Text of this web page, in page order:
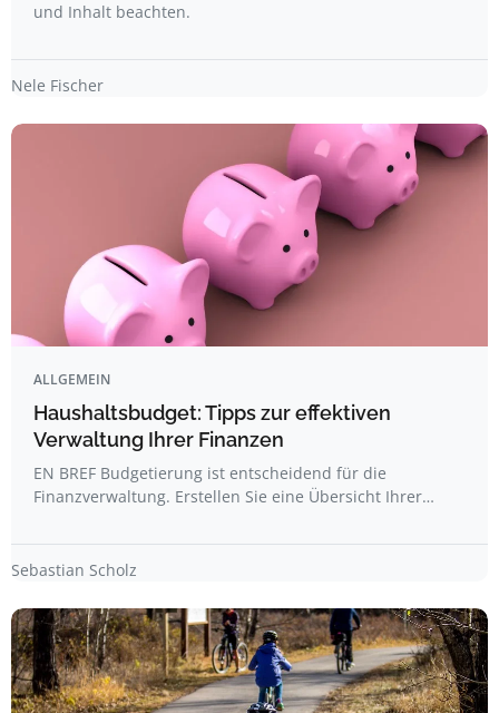
und Inhalt beachten.
Nele Fischer
ALLGEMEIN
Haushaltsbudget: Tipps zur effektiven
Verwaltung Ihrer Finanzen
EN BREF Budgetierung ist entscheidend für die
Finanzverwaltung. Erstellen Sie eine Übersicht Ihrer…
Sebastian Scholz